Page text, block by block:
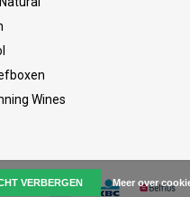
Wines
VERBERGEN Meer over